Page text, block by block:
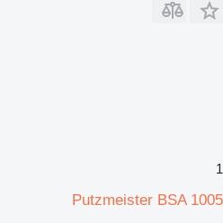
1
Putzmeister BSA 1005